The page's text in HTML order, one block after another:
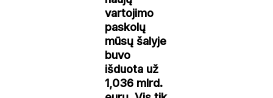
vartojimo
paskolų
mūsų šalyje
buvo
išduota už
1,036 mlrd.